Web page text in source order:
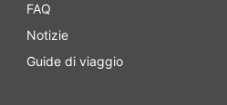
FAQ
Notizie
Guide di viaggio